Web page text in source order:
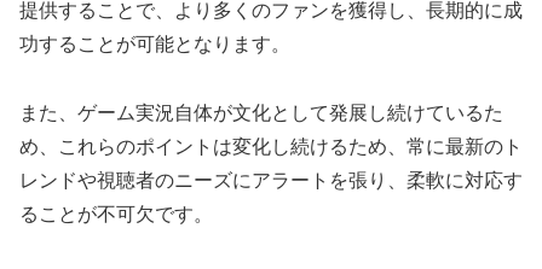
提供することで、より多くのファンを獲得し、長期的に成
功することが可能となります。
また、ゲーム実況自体が文化として発展し続けているた
め、これらのポイントは変化し続けるため、常に最新のト
レンドや視聴者のニーズにアラートを張り、柔軟に対応す
ることが不可欠です。